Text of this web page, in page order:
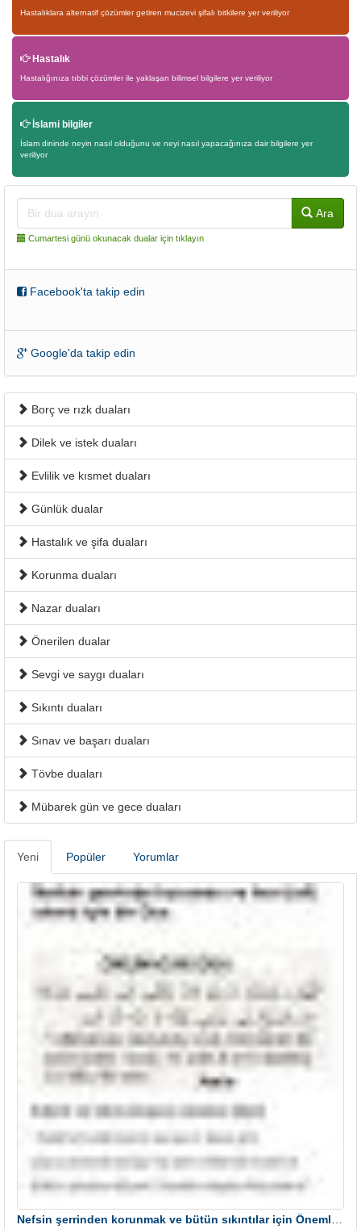
Hastalıklara alternatif çözümler getiren mucizevi şifalı bitkilere yer veriliyor
Hastalık
Hastalığınıza tıbbi çözümler ile yaklaşan bilimsel bilgilere yer veriliyor
İslami bilgiler
İslam dininde neyin nasıl olduğunu ve neyi nasıl yapacağınıza dair bilgilere yer
veriliyor
Ara
Cumartesi günü okunacak dualar için tıklayın
Facebook'ta takip edin
Google'da takip edin
Borç ve rızk duaları
Dilek ve istek duaları
Evlilik ve kısmet duaları
Günlük dualar
Hastalık ve şifa duaları
Korunma duaları
Nazar duaları
Önerilen dualar
Sevgi ve saygı duaları
Sıkıntı duaları
Sınav ve başarı duaları
Tövbe duaları
Mübarek gün ve gece duaları
Yeni Popüler Yorumlar